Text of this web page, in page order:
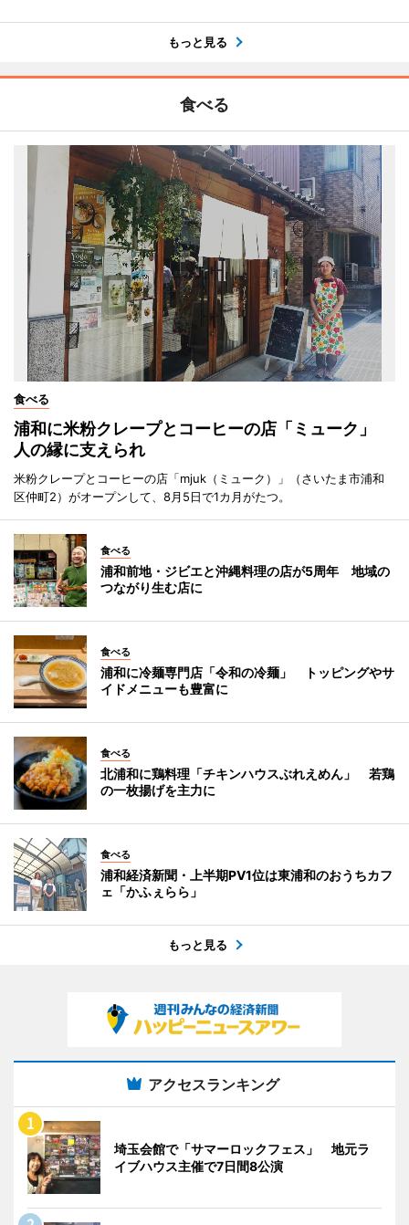
もっと見る
食べる
食べる
浦和に米粉クレープとコーヒーの店「ミューク」
人の縁に支えられ
米粉クレープとコーヒーの店「mjuk（ミューク）」（さいたま市浦和
区仲町2）がオープンして、8月5日で1カ月がたつ。
食べる
浦和前地・ジビエと沖縄料理の店が5周年 地域の
つながり生む店に
食べる
浦和に冷麺専門店「令和の冷麺」 トッピングやサ
イドメニューも豊富に
食べる
北浦和に鶏料理「チキンハウスぶれえめん」 若鶏
の一枚揚げを主力に
食べる
浦和経済新聞・上半期PV1位は東浦和のおうちカフ
ェ「かふぇらら」
もっと見る
アクセスランキング
埼玉会館で「サマーロックフェス」 地元ラ
イブハウス主催で7日間8公演